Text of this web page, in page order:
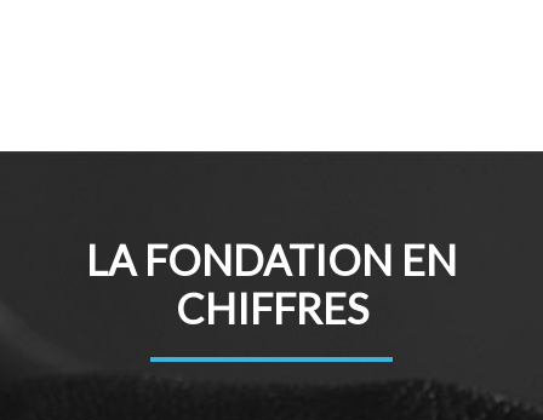
LA FONDATION EN
CHIFFRES